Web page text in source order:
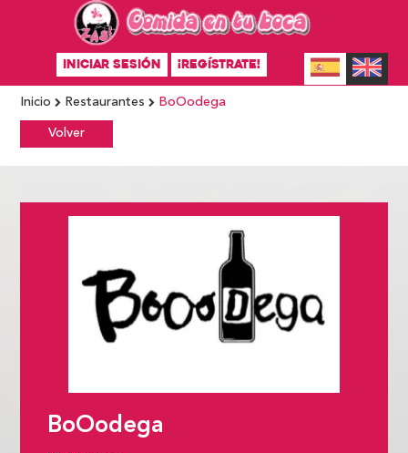
INICIAR SESIÓN ¡REGÍSTRATE!
Inicio Restaurantes BoOodega
Volver
BoOodega